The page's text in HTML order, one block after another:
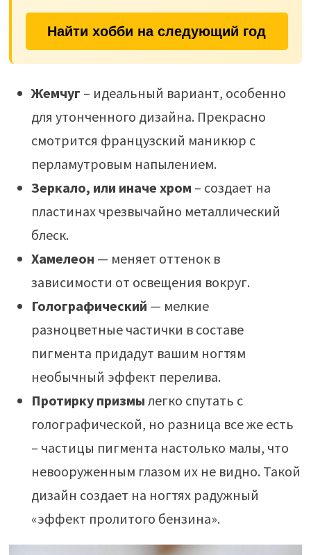
Найти хобби на следующий год
Жемчуг – идеальный вариант, особенно
для утонченного дизайна. Прекрасно
смотрится французский маникюр с
перламутровым напылением.
Зеркало, или иначе хром – создает на
пластинах чрезвычайно металлический
блеск.
Хамелеон — меняет оттенок в
зависимости от освещения вокруг.
Голографический — мелкие
разноцветные частички в составе
пигмента придадут вашим ногтям
необычный эффект перелива.
Протирку призмы легко спутать с
голографической, но разница все же есть
– частицы пигмента настолько малы, что
невооруженным глазом их не видно. Такой
дизайн создает на ногтях радужный
«эффект пролитого бензина».